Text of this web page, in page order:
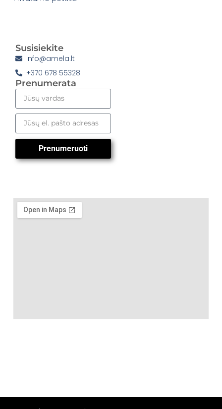
Susisiekite
info@amela.lt
+370 678 55328
Prenumerata
Prenumeruoti